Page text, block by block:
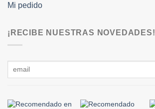
Mi pedido
¡RECIBE NUESTRAS NOVEDADES!